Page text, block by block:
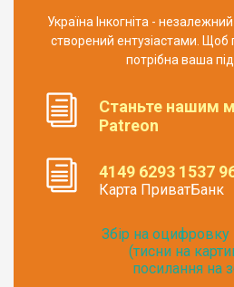
Україна Інкогніта -
створений ентузіастами.
потрібна ваша
Станьте нашим
Patreon
4149 6293 1537
Карта ПриватБанк
Збір на
(тисни на
посилання на